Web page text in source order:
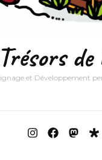
de
et Développement